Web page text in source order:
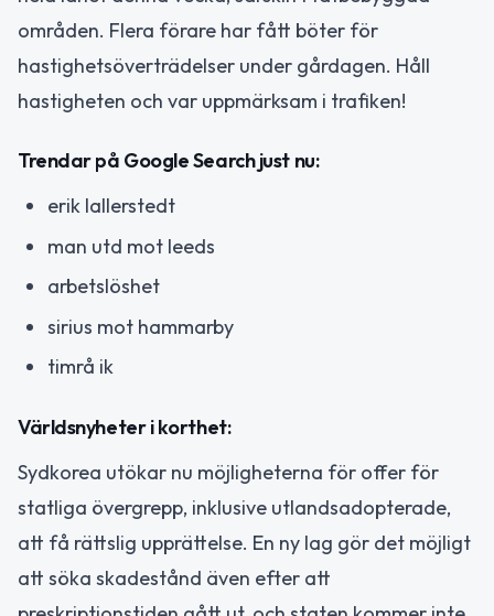
områden. Flera förare har fått böter för
hastighetsöverträdelser under gårdagen. Håll
hastigheten och var uppmärksam i trafiken!
Trendar på Google Search just nu:
erik lallerstedt
man utd mot leeds
arbetslöshet
sirius mot hammarby
timrå ik
Världsnyheter i korthet:
Sydkorea utökar nu möjligheterna för offer för
statliga övergrepp, inklusive utlandsadopterade,
att få rättslig upprättelse. En ny lag gör det möjligt
att söka skadestånd även efter att